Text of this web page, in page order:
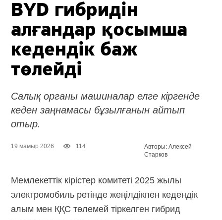
BYD гибридін
алғандар қосымша
кедендік баж
төлейді
Салық органы машиналар елге кіргенде
кеден заңнамасы бұзылғанын айтып
отыр.
19 мамыр 2026 114
Авторы: Алексей
Старков
Мемлекеттік кірістер комитеті 2025 жылы
электромобиль ретінде жеңілдікпен кедендік
алым мен ҚҚС төлемей тіркелген гибрид